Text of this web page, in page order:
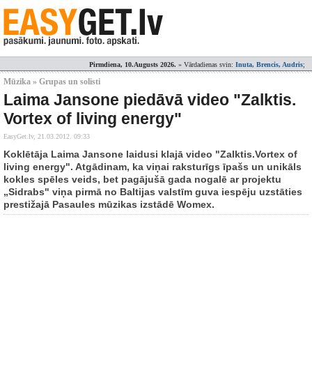
Pirmdiena, 10.Augusts 2026. » Vārdadienas svin: Inuta, Brencis, Audris;
Mūzika » Grupas un solisti
Laima Jansone piedāvā video "Zalktis.
Vortex of living energy"
EasyGet.lv, 21.03.2012. 09:33
Koklētāja Laima Jansone laidusi klajā video "Zalktis.Vortex of
living energy". Atgādinam, ka viņai raksturīgs īpašs un unikāls
kokles spēles veids, bet pagājušā gada nogalē ar projektu
„Sidrabs" viņa pirmā no Baltijas valstīm guva iespēju uzstāties
prestižajā Pasaules mūzikas izstādē Womex.